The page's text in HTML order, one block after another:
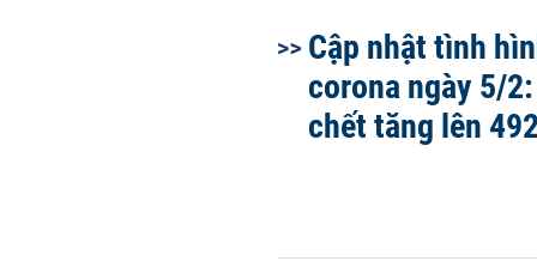
Cập nhật tình
corona ngày 5/
chết tăng lên 492